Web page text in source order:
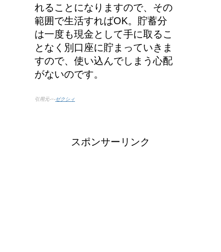
れることになりますので、その
範囲で生活すればOK。貯蓄分
は一度も現金として手に取るこ
となく別口座に貯まっていきま
すので、使い込んでしまう心配
がないのです。
引用元-−-ゼクシィ
スポンサーリンク